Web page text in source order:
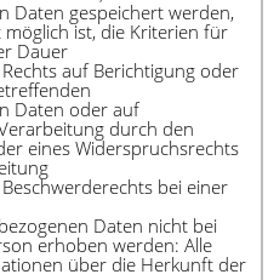
Daten gespeichert werden,
ist, die Kriterien für
Dauer
auf Berichtigung oder
Daten oder auf
durch den
eines Widerspruchsrechts
bei einer
Daten nicht bei
erhoben werden: Alle
über die Herkunft der